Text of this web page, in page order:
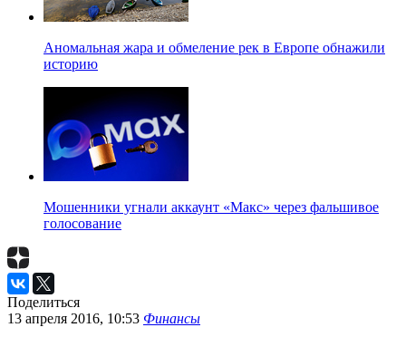
Аномальная жара и обмеление рек в Европе обнажили
историю
Мошенники угнали аккаунт «Макс» через фальшивое
голосование
Поделиться
13 апреля 2016, 10:53 Финансы